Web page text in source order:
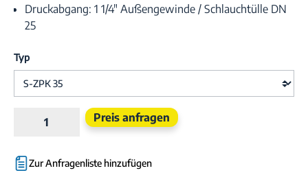
Druckabgang: 1 1/4" Außengewinde / Schlauchtülle DN
25
Typ
Produkt Anzahl: Gib den gewünschten
Preis anfragen
Zur Anfragenliste hinzufügen